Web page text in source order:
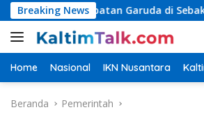
Langsung
ke
konten
Breaking News
Jembatan Garuda di Sebakung Jaya,
Home Nasional IKN Nusantara
Beranda Pemerintah